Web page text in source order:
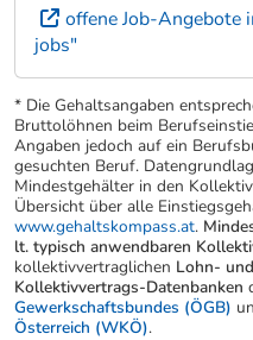
offene Job-Angebote
jobs"
* Die Gehaltsangaben
Bruttolöhnen beim
Angaben jedoch auf ein
gesuchten Beruf.
Mindestgehälter in den
Übersicht über alle
www.gehaltskompass.at.
lt. typisch anwendbaren
kollektivvertraglichen Lohn-
Kollektivvertrags-Datenbanken
Gewerkschaftsbundes (ÖGB)
Österreich (WKÖ).